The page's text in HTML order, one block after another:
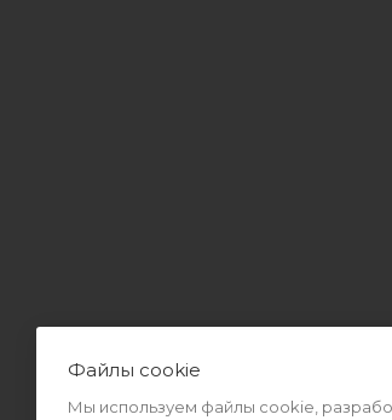
Файлы cookie
Мы используем файлы cookie,